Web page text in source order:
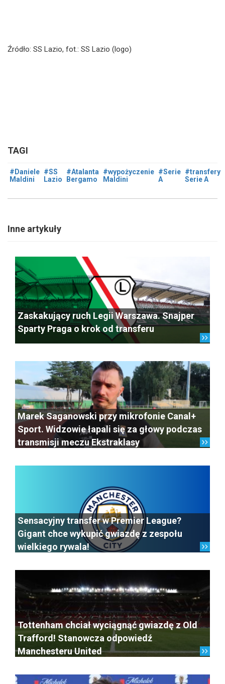
Źródło: SS Lazio, fot.: SS Lazio (logo)
TAGI
#Daniele
Maldini
#SS
Lazio
#Atalanta
Bergamo
#wypożyczenie
Maldini
#Serie
A
#transfery
Serie A
Inne artykuły
Zaskakujący ruch Legii Warszawa. Snajper
Sparty Praga o krok od transferu
Marek Saganowski przy mikrofonie Canal+
Sport. Widzowie łapali się za głowy podczas
transmisji meczu Ekstraklasy
Sensacyjny transfer w Premier League?
Gigant chce wykupić gwiazdę z zespołu
wielkiego rywala!
Tottenham chciał wyciągnąć gwiazdę z Old
Trafford! Stanowcza odpowiedź
Manchesteru United